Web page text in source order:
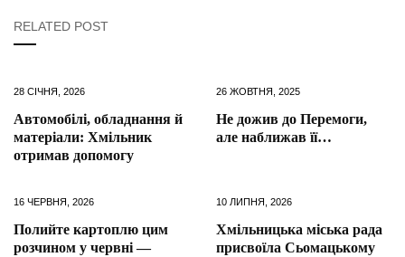
RELATED POST
28 СІЧНЯ, 2026
Автомобілі, обладнання й
матеріали: Хмільник
отримав допомогу
26 ЖОВТНЯ, 2025
Не дожив до Перемоги,
але наближав її…
16 ЧЕРВНЯ, 2026
Полийте картоплю цим
розчином у червні —
10 ЛИПНЯ, 2026
Хмільницька міська рада
присвоїла Сьомацькому